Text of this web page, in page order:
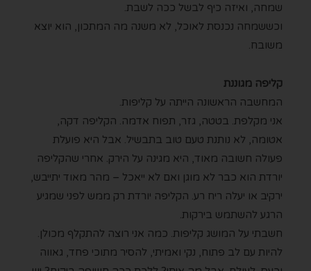
שמחה, ואיזה כיף לבשל ככה לשבת.
וכששמחה נכנסת לאוכל, לא משנה מה המתכון, הוא יוצא
משובח.
קליפה מגוננת
המחשבה הראשונה הייתה על קליפות.
אני מקלפת. בטטה, גזר, תפוח אדמה. הקליפה דקה,
אטומה, לא נותנת טעם טוב בתבשיל. אבל היא פועלת
פעולה חשובה מאוד, היא מגינה על הירק. אחרי שהקליפה
יורדת הוא כבר לא מוגן ואם לא ייאכל – מהר מאוד יתייבש,
ירקיב או יעלה ריח רע. הקליפה יורדת רק ממש לפני שמגיע
הרגע להשתמש בירקות.
חשבתי על המושג קליפות. כמה אני רוצה להתקלף מכולן.
להיות עם לב פתוח, נקי ואמיתי, להסיר מתוכי פחד, גאווה